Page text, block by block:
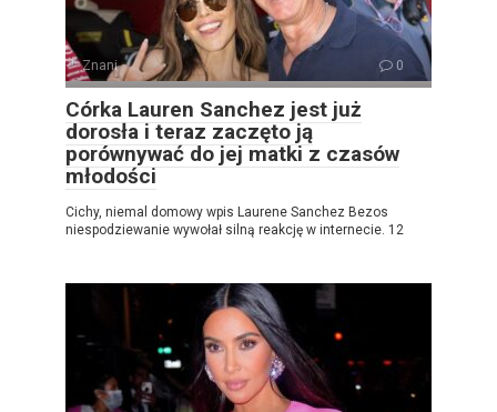
Znani 0
Córka Lauren Sanchez jest już
dorosła i teraz zaczęto ją
porównywać do jej matki z czasów
młodości
Cichy, niemal domowy wpis Laurene Sanchez Bezos
niespodziewanie wywołał silną reakcję w internecie. 12